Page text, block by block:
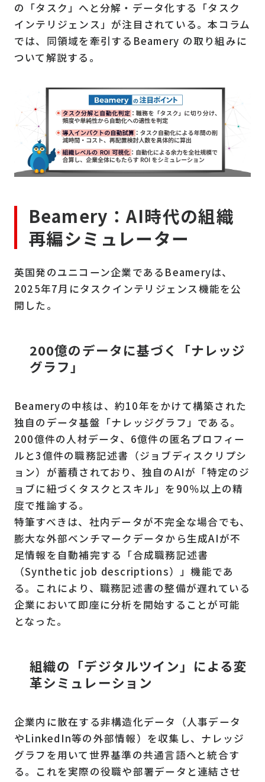
の「タスク」へと分解・データ化する「タスク
インテリジェンス」が注目されている。本コラム
では、同領域を牽引するBeamery の取り組みに
ついて解説する。
Beamery：AI時代の組織
再編シミュレーター
英国発のユニコーン企業であるBeameryは、
2025年7月にタスクインテリジェンス機能を公
開した。
200億のデータに基づく「ナレッジ
グラフ」
Beameryの中核は、約10年をかけて構築された
独自のデータ基盤「ナレッジグラフ」である。
200億件の人材データ、6億件の匿名プロフィー
ルと3億件の職務記述書（ジョブディスクリプシ
ョン）が蓄積されており、独自のAIが「特定のジ
ョブに紐づくタスクとスキル」を90％以上の精
度で推論する。
特筆すべきは、社内データが不完全な場合でも、
膨大な外部ベンチマークデータから生成AIが不
足情報を自動補完する「合成職務記述書
（Synthetic job descriptions）」機能であ
る。これにより、職務記述書の整備が遅れている
企業において即座に分析を開始することが可能
となった。
組織の「デジタルツイン」による変
革シミュレーション
企業内に散在する非構造化データ（人事データ
やLinkedIn等の外部情報）を収集し、ナレッジ
グラフを用いて世界基準の共通言語へと統合す
る。これを実際の役職や部署データと連結させ